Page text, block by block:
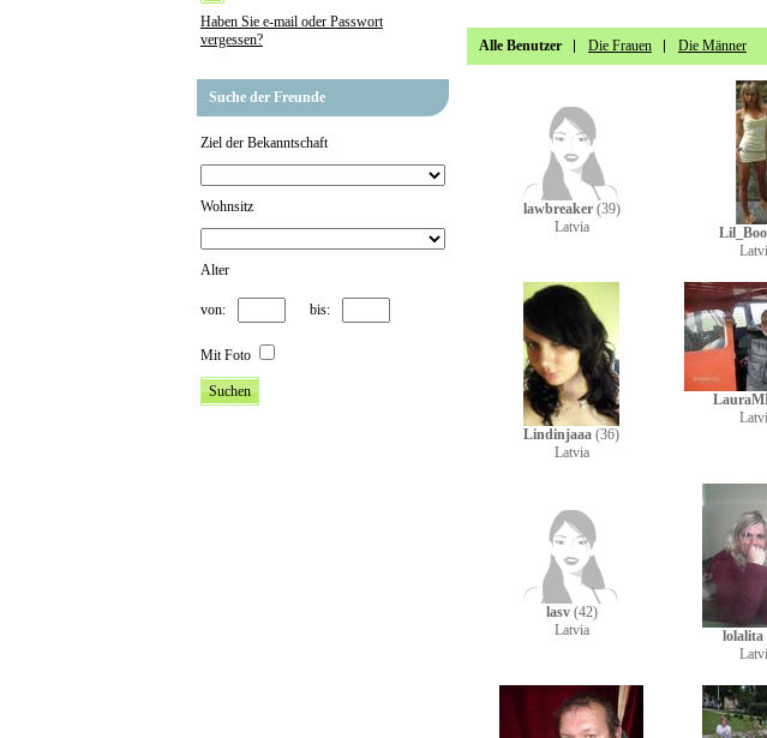
Haben Sie e-mail oder Passwort
vergessen?
Suche der Freunde
Ziel der Bekanntschaft
Wohnsitz
Alter
von: bis:
Mit Foto
Alle Benutzer Die Frauen Die Männer
lawbreaker(39)
Latvia
Lil_Boo
Lindinjaaa (36)
Latvia
lasv(42)
Latvia
lolalita